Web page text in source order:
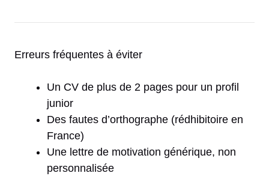
Erreurs fréquentes à éviter
Un CV de plus de 2 pages pour un profil
junior
Des fautes d’orthographe (rédhibitoire en
France)
Une lettre de motivation générique, non
personnalisée